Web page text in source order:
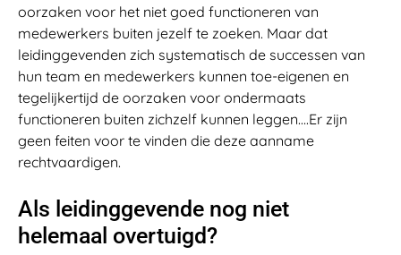
oorzaken voor het niet goed functioneren van
medewerkers buiten jezelf te zoeken. Maar dat
leidinggevenden zich systematisch de successen van
hun team en medewerkers kunnen toe-eigenen en
tegelijkertijd de oorzaken voor ondermaats
functioneren buiten zichzelf kunnen leggen….Er zijn
geen feiten voor te vinden die deze aanname
rechtvaardigen.
Als leidinggevende nog niet
helemaal overtuigd?